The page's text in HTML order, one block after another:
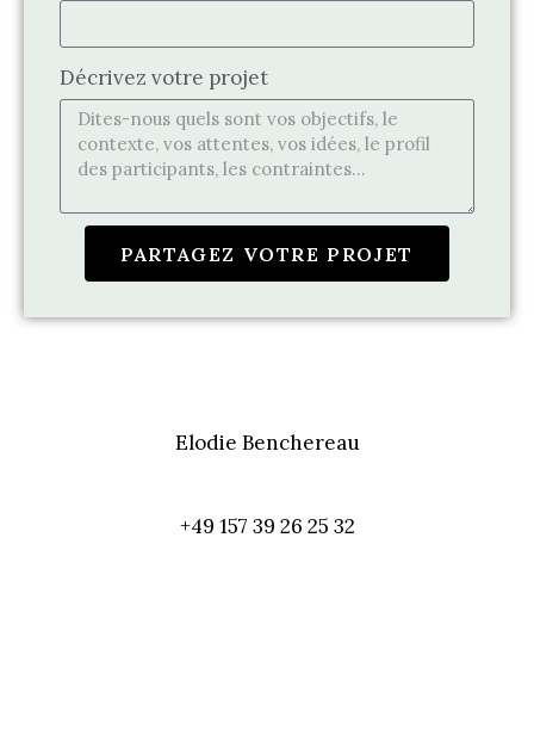
Décrivez votre projet
PARTAGEZ VOTRE PROJET
Elodie Benchereau
+49 157 39 26 25 32